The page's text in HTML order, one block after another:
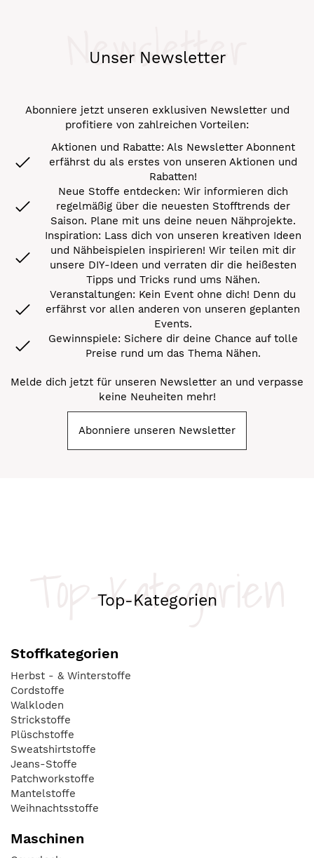
Unser Newsletter
Newsletter
Abonniere jetzt unseren exklusiven Newsletter und
profitiere von zahlreichen Vorteilen:
Aktionen und Rabatte: Als Newsletter Abonnent
erfährst du als erstes von unseren Aktionen und
Rabatten!
Neue Stoffe entdecken: Wir informieren dich
regelmäßig über die neuesten Stofftrends der
Saison. Plane mit uns deine neuen Nähprojekte.
Inspiration: Lass dich von unseren kreativen Ideen
und Nähbeispielen inspirieren! Wir teilen mit dir
unsere DIY-Ideen und verraten dir die heißesten
Tipps und Tricks rund ums Nähen.
Veranstaltungen: Kein Event ohne dich! Denn du
erfährst vor allen anderen von unseren geplanten
Events.
Gewinnspiele: Sichere dir deine Chance auf tolle
Preise rund um das Thema Nähen.
Melde dich jetzt für unseren Newsletter an und verpasse
keine Neuheiten mehr!
Abonniere unseren Newsletter
Top-Kategorien
Top-Kategorien
Stoffkategorien
Herbst - & Winterstoffe
Cordstoffe
Walkloden
Strickstoffe
Plüschstoffe
Sweatshirtstoffe
Jeans-Stoffe
Patchworkstoffe
Mantelstoffe
Weihnachtsstoffe
Maschinen